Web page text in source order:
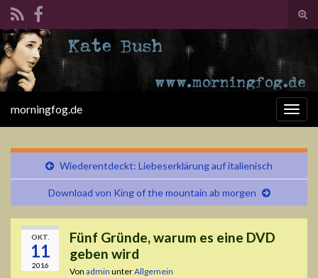
Search for:
morningfog.de
Wiederentdeckt: Liebeserklärung auf italienisch
Download von King of the mountain ab morgen
OKT.
11
2016
Fünf Gründe, warum es eine DVD
geben wird
Von admin unterAllgemein